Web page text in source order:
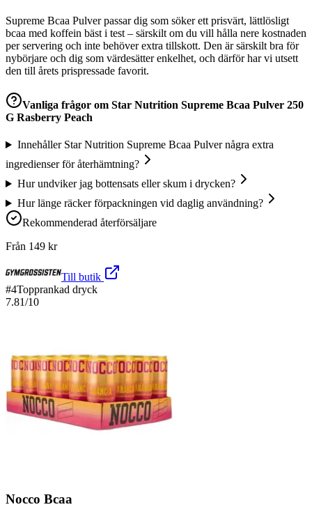
Supreme Bcaa Pulver passar dig som söker ett prisvärt, lättlösligt
bcaa med koffein bäst i test – särskilt om du vill hålla nere kostnaden
per servering och inte behöver extra tillskott. Den är särskilt bra för
nybörjare och dig som värdesätter enkelhet, och därför har vi utsett
den till årets prispressade favorit.
Vanliga frågor om Star Nutrition Supreme Bcaa Pulver 250
G Rasberry Peach
Innehåller Star Nutrition Supreme Bcaa Pulver några extra
ingredienser för återhämtning?
Hur undviker jag bottensats eller skum i drycken?
Hur länge räcker förpackningen vid daglig användning?
Rekommenderad återförsäljare
Från 149 kr
Till butik
#4Topprankad dryck
7.81/10
Nocco Bcaa